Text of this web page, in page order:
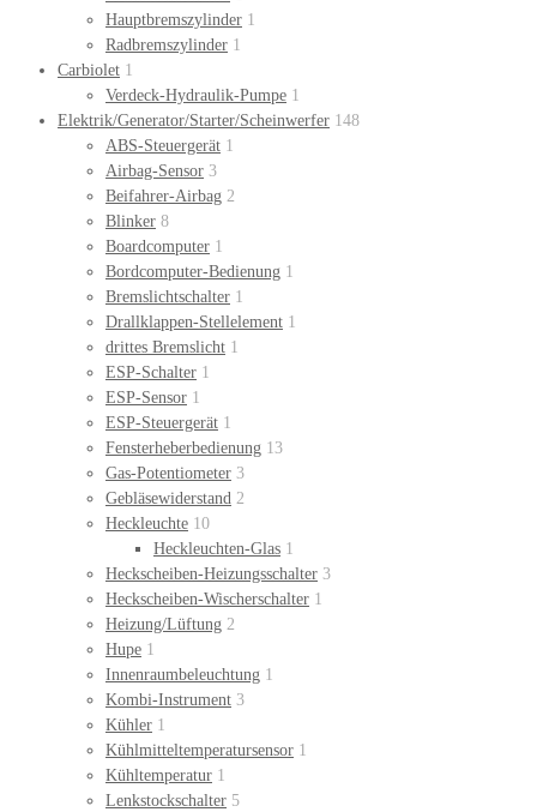
Hauptbremszylinder 1
Radbremszylinder 1
Carbiolet 1
Verdeck-Hydraulik-Pumpe 1
Elektrik/Generator/Starter/Scheinwerfer 148
ABS-Steuergerät 1
Airbag-Sensor 3
Beifahrer-Airbag 2
Blinker 8
Boardcomputer 1
Bordcomputer-Bedienung 1
Bremslichtschalter 1
Drallklappen-Stellelement 1
drittes Bremslicht 1
ESP-Schalter 1
ESP-Sensor 1
ESP-Steuergerät 1
Fensterheberbedienung 13
Gas-Potentiometer 3
Gebläsewiderstand 2
Heckleuchte 10
Heckleuchten-Glas 1
Heckscheiben-Heizungsschalter 3
Heckscheiben-Wischerschalter 1
Heizung/Lüftung 2
Hupe 1
Innenraumbeleuchtung 1
Kombi-Instrument 3
Kühler 1
Kühlmitteltemperatursensor 1
Kühltemperatur 1
Lenkstockschalter 5